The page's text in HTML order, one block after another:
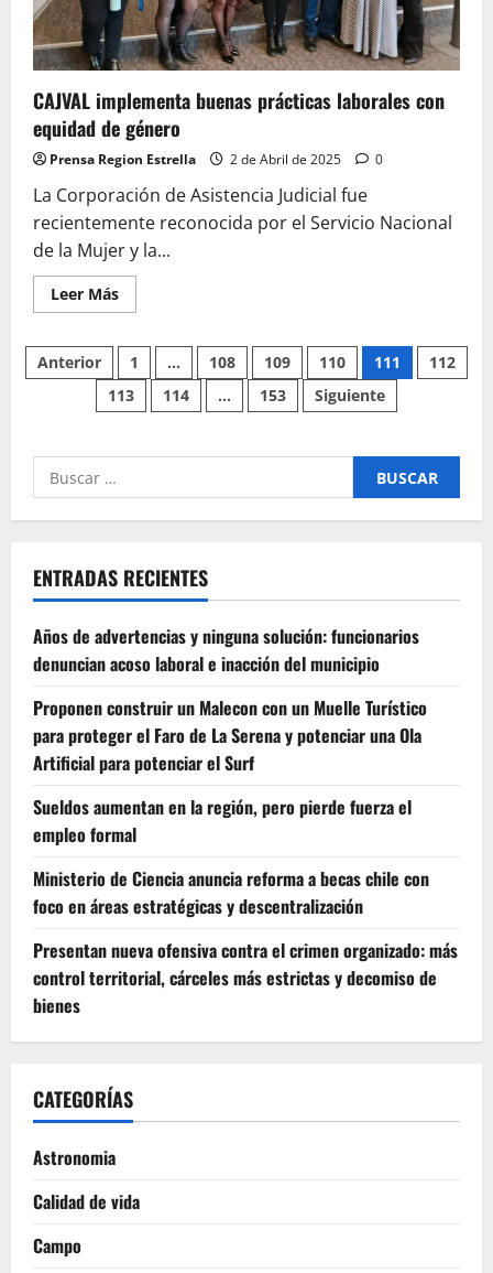
CAJVAL implementa buenas prácticas laborales con
equidad de género
Prensa Region Estrella 2 de Abril de 2025 0
La Corporación de Asistencia Judicial fue
recientemente reconocida por el Servicio Nacional
de la Mujer y la...
Leer MásLeer
más
CAJVAL
implementa
buenas
prácticas
laborales
de
Paginación
entradas
Anterior 1 … 108 109 110 111
112
113
114 … 153 Siguiente
Buscar
por:
ENTRADAS RECIENTES
Años de advertencias y ninguna solución: funcionarios
denuncian acoso laboral e inacción del municipio
Proponen construir un Malecon con un Muelle Turístico
para proteger el Faro de La Serena y potenciar una Ola
Artificial para potenciar el Surf
Sueldos aumentan en la región, pero pierde fuerza el
empleo formal
Ministerio de Ciencia anuncia reforma a becas chile con
foco en áreas estratégicas y descentralización
Presentan nueva ofensiva contra el crimen organizado: más
control territorial, cárceles más estrictas y decomiso de
bienes
CATEGORÍAS
Astronomia
Calidad de vida
Campo